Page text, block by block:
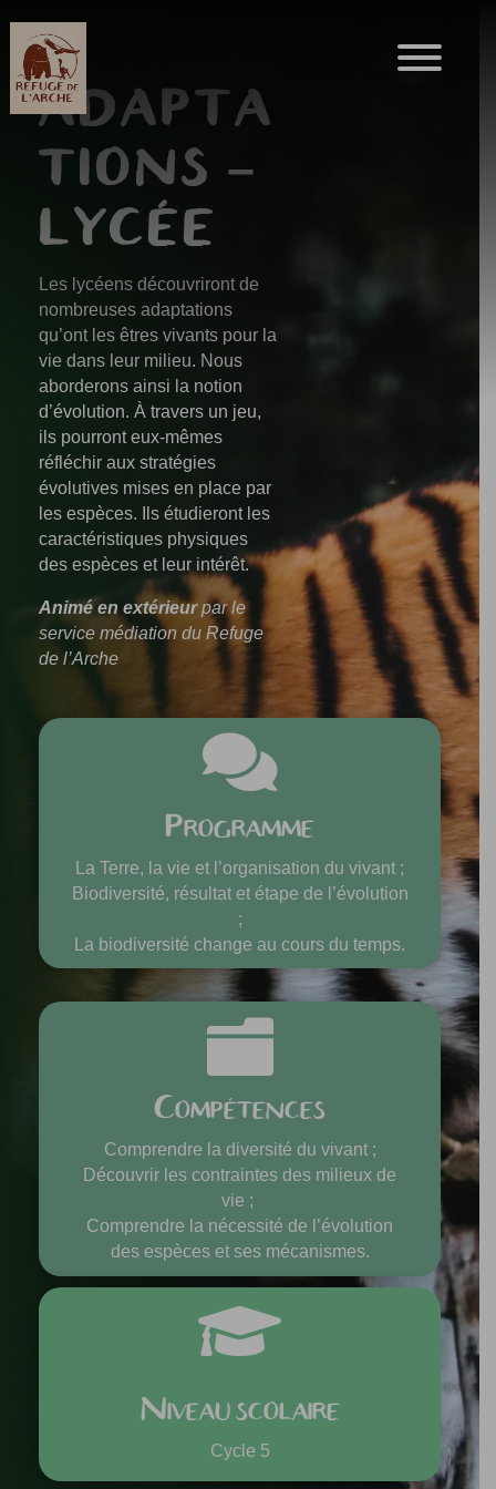
ADAPTA
TIONS –
LYCÉE
Les lycéens découvriront de
nombreuses adaptations
qu’ont les êtres vivants pour la
vie dans leur milieu. Nous
aborderons ainsi la notion
d’évolution. À travers un jeu,
ils pourront eux-mêmes
réfléchir aux stratégies
évolutives mises en place par
les espèces. Ils étudieront les
caractéristiques physiques
des espèces et leur intérêt.
Animé en extérieurpar le
service médiation du Refuge
de l’Arche

Programme
La Terre, la vie et l’organisation du vivant ;
Biodiversité, résultat et étape de l’évolution
;
La biodiversité change au cours du temps.

Compétences
Comprendre la diversité du vivant ;
Découvrir les contraintes des milieux de
vie ;
Comprendre la nécessité de l’évolution
des espèces et ses mécanismes.

Niveau scolaire
Cycle 5